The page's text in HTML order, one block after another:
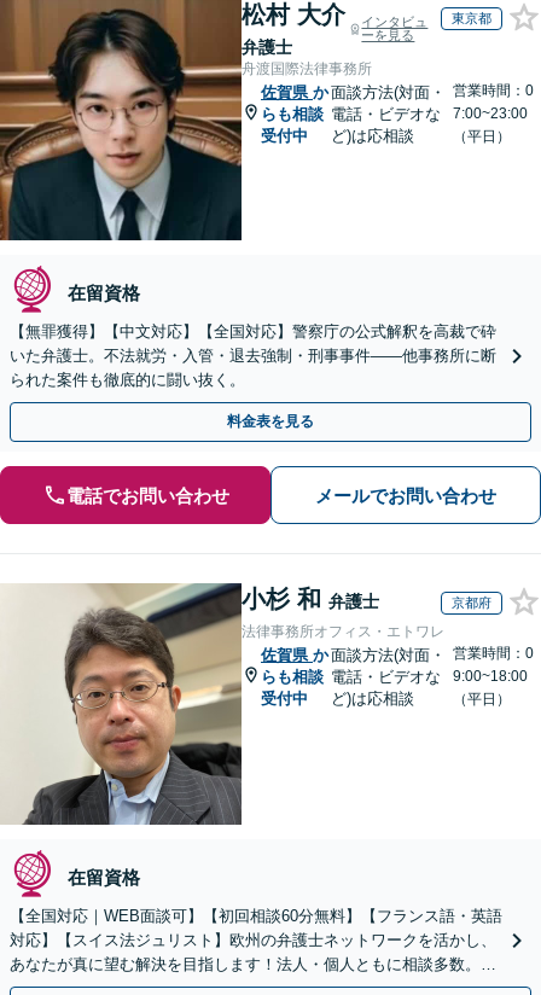
松村 大介
弁護士
インタビュ
ーを見る
東京都
舟渡国際法律事務所
佐賀県 か
らも相談
受付中
面談方法(対面・
電話・ビデオな
ど)は応相談
営業時間：0
7:00~23:00
（平日）
在留資格
【無罪獲得】【中文対応】【全国対応】警察庁の公式解釈を高裁で砕
いた弁護士。不法就労・入管・退去強制・刑事事件——他事務所に断
られた案件も徹底的に闘い抜く。
料金表を見る
電話でお問い合わせ メールでお問い合わせ
小杉 和 弁護士 京都府
法律事務所オフィス・エトワレ
佐賀県 か
らも相談
受付中
面談方法(対面・
電話・ビデオな
ど)は応相談
営業時間：0
9:00~18:00
（平日）
在留資格
【全国対応｜WEB面談可】【初回相談60分無料】【フランス語・英語
対応】【スイス法ジュリスト】欧州の弁護士ネットワークを活かし、
あなたが真に望む解決を目指します！法人・個人ともに相談多数。細
やかな連絡と粘り強い交渉を徹底【休日・夜間相談可】